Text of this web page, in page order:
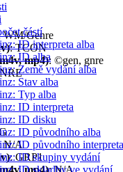
částí
ID interpreta alba
ID alba
Země vydání alba
Stav alba
Typ alba
ID interpreta
ID disku
ID původního alba
ID původního interpreta
ID skupiny vydání
ID skladby ve vydání
WM/Genre
: TCON
mp4): ©gen, gnre
N/A
: GRP1